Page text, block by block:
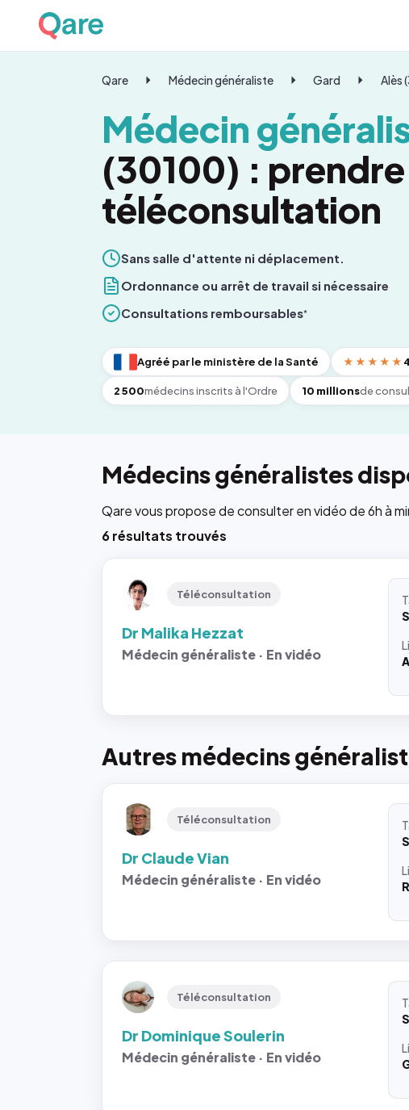
Qare Médecin généraliste Gard Alès
Médecin
(30100) : prendre
téléconsultation
Sans salle d'attente ni déplacement.
Ordonnance ou arrêt de travail si nécessaire
Consultations remboursables*
Agréé par le ministère de la Santé ★★★★★
2 500médecins inscrits à l'Ordre 10 millionsde
Médecins généralistes
Qare vous propose de consulter en vidéo de 6h à
6 résultats trouvés
Téléconsultation
Dr Malika Hezzat
Médecin généraliste · En vidéo
Autres médecins
Téléconsultation
Dr Claude Vian
Médecin généraliste · En vidéo
Téléconsultation
Dr Dominique Soulerin
Médecin généraliste · En vidéo